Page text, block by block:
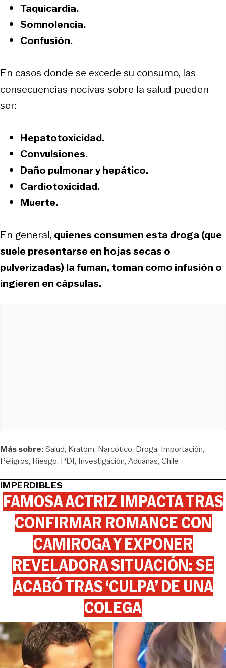
Taquicardia.
Somnolencia.
Confusión.
En casos donde se excede su consumo, las
consecuencias nocivas sobre la salud pueden
ser:
Hepatotoxicidad.
Convulsiones.
Daño pulmonar y hepático.
Cardiotoxicidad.
Muerte.
En general, quienes consumen esta droga (que
suele presentarse en hojas secas o
pulverizadas) la fuman, toman como infusión o
ingieren en cápsulas.
Más sobre:Salud Kratom Narcótico Droga Importación
Peligros Riesgo PDI Investigación Aduanas Chile
IMPERDIBLES
FAMOSA ACTRIZ IMPACTA TRAS
CONFIRMAR ROMANCE CON
CAMIROGA Y EXPONER
REVELADORA SITUACIÓN: SE
ACABÓ TRAS ‘CULPA’ DE UNA
COLEGA